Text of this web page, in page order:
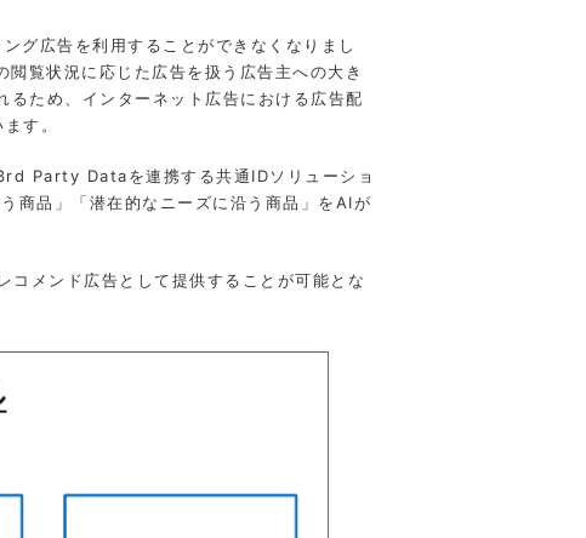
グ広告を利用することができなくなりまし
覧状況に応じた広告を扱う広告主への大き
ため、インターネット広告における広告配
す。
Party Dataを連携する共通IDソリューショ
商品」「潜在的なニーズに沿う商品」をAIが
メンド広告として提供することが可能とな